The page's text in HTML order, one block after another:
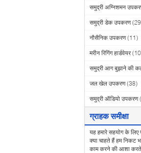
समुद्री अग्निशमन
समुद्री डेक उपकरण
नौसैनिक उपकरण (11)
मरीन रिगिंग हार्डवेयर
समुद्री आग बुझाने की
जल खेल उपकरण (38)
समुद्री ऑडियो उपकरण
ग्राहक समीक्षा
यह हमारे सहयोग के लिए
क्या चाहते हैं हम निकट
काम करने की आशा